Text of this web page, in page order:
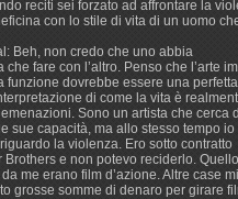
reciti sei forzato ad affrontare la
con lo stile di vita di un uomo
Beh, non credo che uno abbia
che fare con l’altro. Penso che l’arte
funzione dovrebbe essere una perfetta
di come la vita è
Sono un artista che cerca
sue capacità, ma allo stesso tempo io
la violenza. Ero sotto contratto
Brothers e non potevo reciderlo. Quello
me erano film d’azione. Altre case mi
grosse somme di denaro per girare